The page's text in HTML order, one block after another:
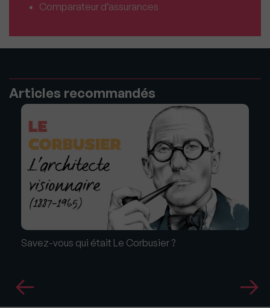
Comparateur d’assurances
Articles recommandés
Savez-vous qui était Le Corbusier ?